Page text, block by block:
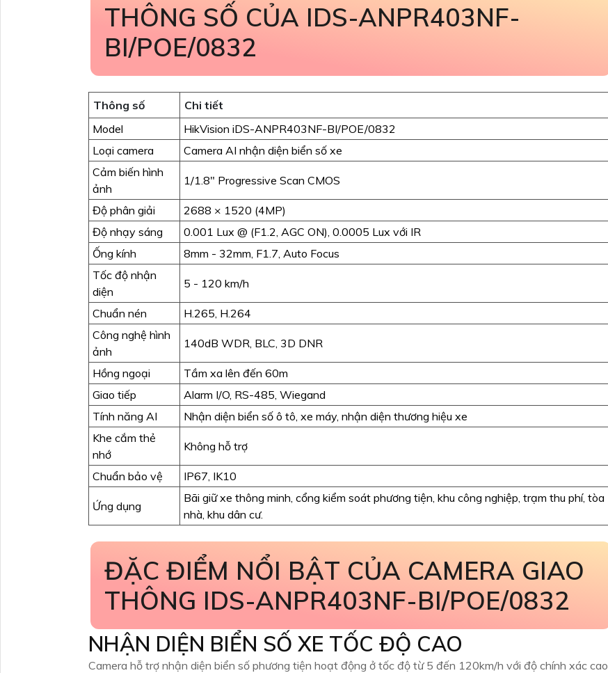
THÔNG SỐ CỦA IDS-ANPR403NF-
BI/POE/0832
Thông số
Chi tiết
Model
HikVision iDS-ANPR403NF-BI/POE/0832
Loại camera
Camera AI nhận diện biển số xe
Cảm biến hình
ảnh
1/1.8" Progressive Scan CMOS
Độ phân giải
2688 × 1520 (4MP)
Độ nhạy sáng
0.001 Lux @ (F1.2, AGC ON), 0.0005 Lux với IR
Ống kính
8mm - 32mm, F1.7, Auto Focus
Tốc độ nhận
diện
5 - 120 km/h
Chuẩn nén
H.265, H.264
Công nghệ hình
ảnh
140dB WDR, BLC, 3D DNR
Hồng ngoại
Tầm xa lên đến 60m
Giao tiếp
Alarm I/O, RS-485, Wiegand
Tính năng AI
Nhận diện biển số ô tô, xe máy, nhận diện thương hiệu xe
Khe cắm thẻ
nhớ
Không hỗ trợ
Chuẩn bảo vệ IP67, IK10
Ứng dụng
Bãi giữ xe thông minh, cổng kiểm soát phương tiện, khu công nghiệp, trạm thu phí, tòa
nhà, khu dân cư.
ĐẶC ĐIỂM NỔI BẬT CỦA CAMERA GIAO
THÔNG IDS-ANPR403NF-BI/POE/0832
NHẬN DIỆN BIỂN SỐ XE TỐC ĐỘ CAO
Camera hỗ trợ nhận diện biển số phương tiện hoạt động ở tốc độ từ 5 đến 120km/h với độ chính xác cao.